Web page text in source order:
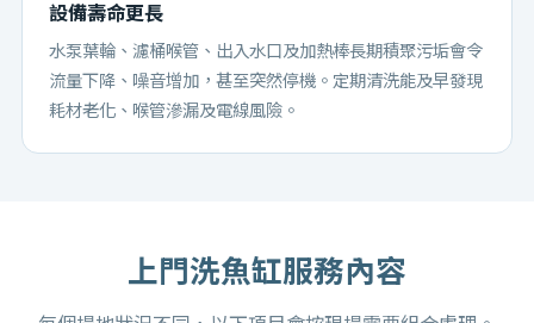
設備壽命更長
水泵葉輪、濾桶喉管、出入水口及加熱棒長期積聚污垢會令
流量下降、噪音增加，甚至突然停機。定期清洗能及早發現
耗材老化、喉管滲漏及電線風險。
上門洗魚缸服務內容